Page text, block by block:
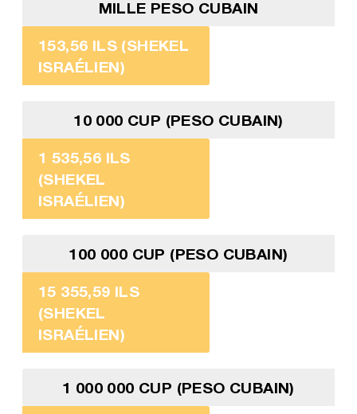
MILLE PESO CUBAIN
153,56 ILS (SHEKEL
ISRAÉLIEN)
10 000 CUP (PESO CUBAIN)
1 535,56 ILS
(SHEKEL
ISRAÉLIEN)
100 000 CUP (PESO CUBAIN)
15 355,59 ILS
(SHEKEL
ISRAÉLIEN)
1 000 000 CUP (PESO CUBAIN)